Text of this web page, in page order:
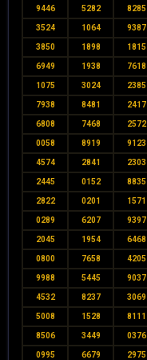
9446 5282 8285
3524 1064 9387
3850 1898 1815
6949 1938 7618
1075 3024 2385
7938 8481 2417
6808 7468 2572
0058 8919 9123
4574 2841 2303
2445 0152 8835
2822 0201 1571
0289 6207 9397
2045 1954 6468
0800 7658 4205
9988 5445 9037
4532 8237 3069
5008 1528 8111
8506 3449 0376
0995 6679 2975